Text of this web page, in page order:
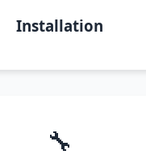
Installation
🔧